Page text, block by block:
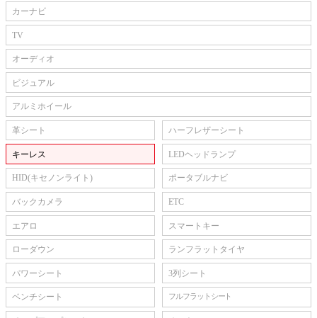
カーナビ
TV
オーディオ
ビジュアル
アルミホイール
革シート ハーフレザーシート
キーレス LEDヘッドランプ
HID(キセノンライト) ポータブルナビ
バックカメラ ETC
エアロ スマートキー
ローダウン ランフラットタイヤ
パワーシート 3列シート
ベンチシート フルフラットシート